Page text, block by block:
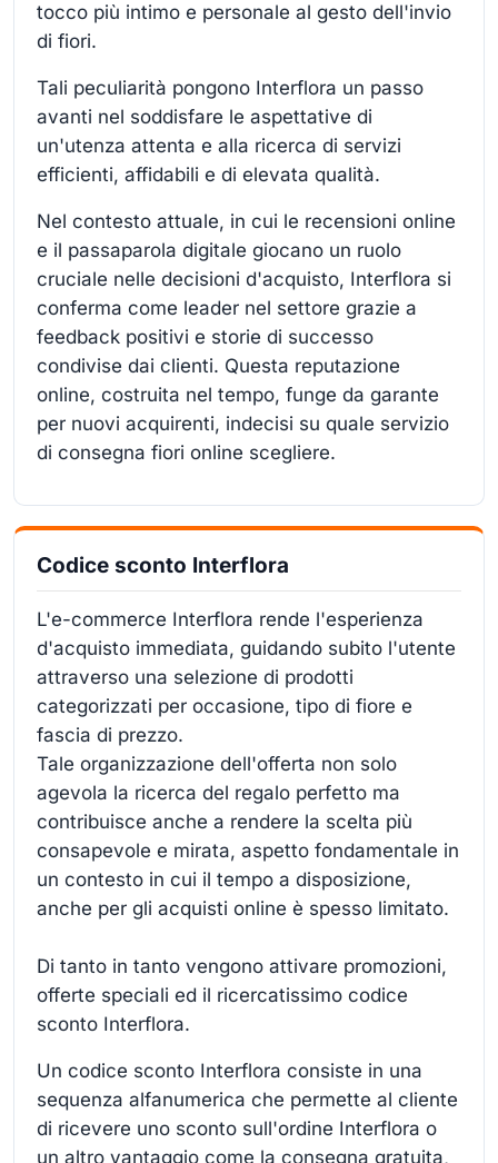
tocco più intimo e personale al gesto dell'invio
di fiori.
Tali peculiarità pongono Interflora un passo
avanti nel soddisfare le aspettative di
un'utenza attenta e alla ricerca di servizi
efficienti, affidabili e di elevata qualità.
Nel contesto attuale, in cui le recensioni online
e il passaparola digitale giocano un ruolo
cruciale nelle decisioni d'acquisto, Interflora si
conferma come leader nel settore grazie a
feedback positivi e storie di successo
condivise dai clienti. Questa reputazione
online, costruita nel tempo, funge da garante
per nuovi acquirenti, indecisi su quale servizio
di consegna fiori online scegliere.
Codice sconto Interflora
L'e-commerce Interflora rende l'esperienza
d'acquisto immediata, guidando subito l'utente
attraverso una selezione di prodotti
categorizzati per occasione, tipo di fiore e
fascia di prezzo.
Tale organizzazione dell'offerta non solo
agevola la ricerca del regalo perfetto ma
contribuisce anche a rendere la scelta più
consapevole e mirata, aspetto fondamentale in
un contesto in cui il tempo a disposizione,
anche per gli acquisti online è spesso limitato.
Di tanto in tanto vengono attivare promozioni,
offerte speciali ed il ricercatissimo codice
sconto Interflora.
Un codice sconto Interflora consiste in una
sequenza alfanumerica che permette al cliente
di ricevere uno sconto sull'ordine Interflora o
un altro vantaggio come la consegna gratuita,